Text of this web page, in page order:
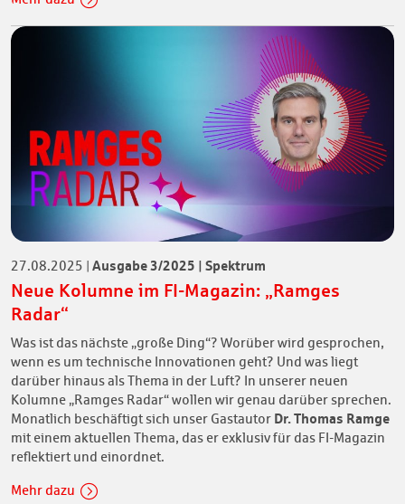
27.08.2025 | Ausgabe 3/2025 | Spektrum
Neue Kolumne im FI-Magazin: „Ramges
Radar“
Was ist das nächste „große Ding“? Worüber wird gesprochen,
wenn es um technische Innovationen geht? Und was liegt
darüber hinaus als Thema in der Luft? In unserer neuen
Kolumne „Ramges Radar“ wollen wir genau darüber sprechen.
Monatlich beschäftigt sich unser Gastautor Dr. Thomas Ramge
mit einem aktuellen Thema, das er exklusiv für das FI-Magazin
reflektiert und einordnet.
Mehr dazu